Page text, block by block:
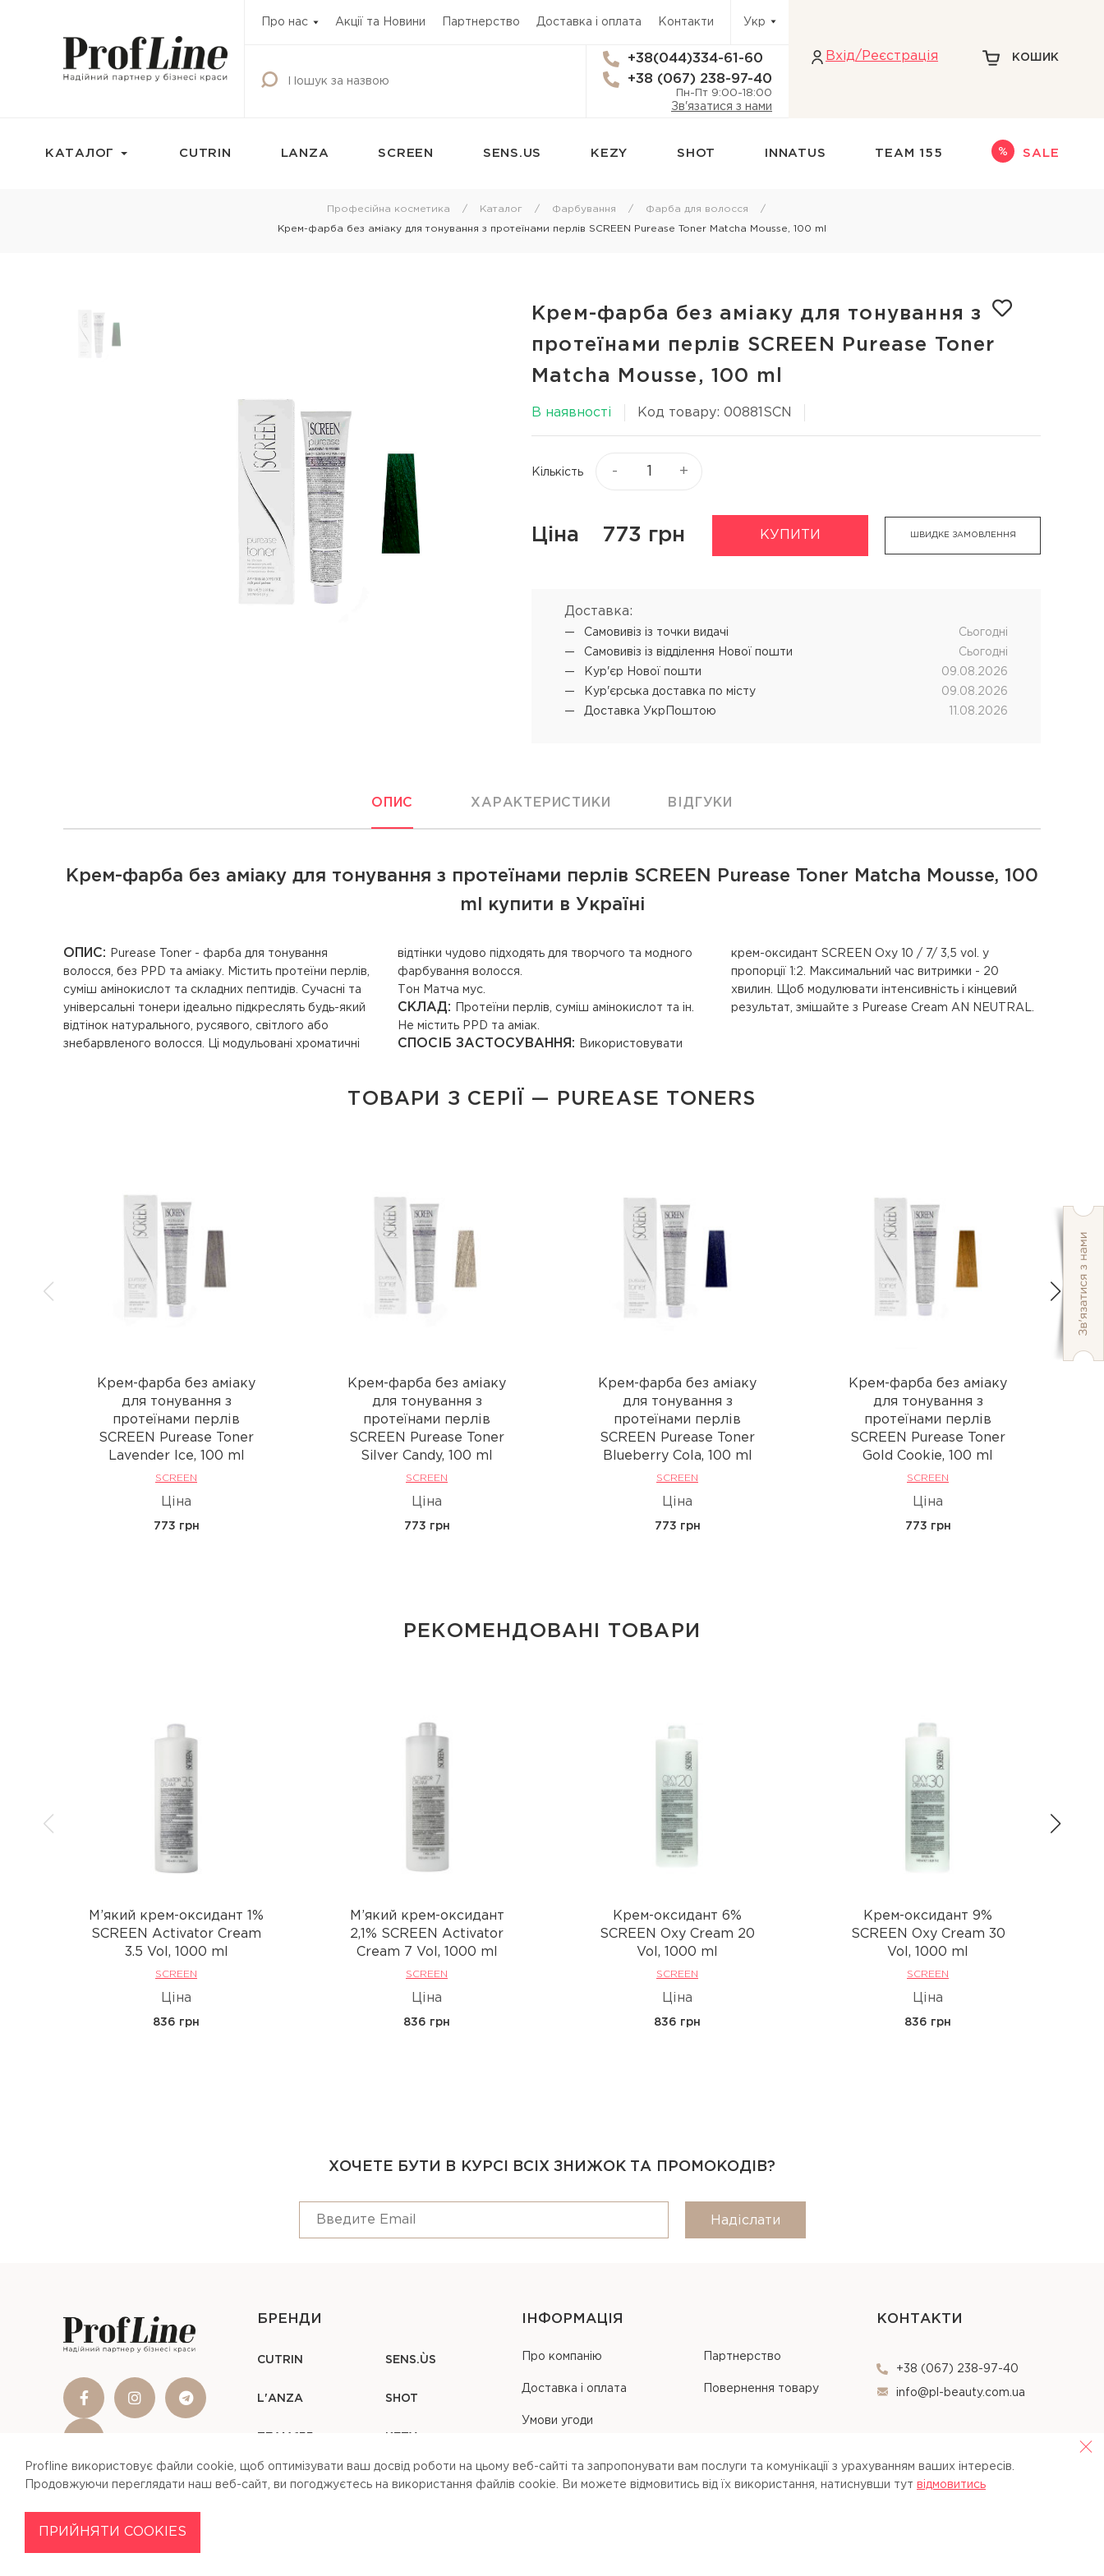
Про нас Акції та Новини Партнерство Доставка і оплата Контакти Укр
+38(044)334-61-60
+38 (067) 238-97-40
Пн-Пт 9:00-18:00
Зв'язатися з нами
Вхiд/Реєстрація КОШИК
КАТАЛОГ
Маска тонуюча для волосся
Камуфляж для волосся
Шампунь
Ампули для волосся
▼Показати ще
Термозахист
Спрей для укладки волосся
Гель для волосся
Віск та пасти для волосся
Засоби від випадіння волосся
Лосьйон для шкіри голови
Олія для шкіри голови
ДЛЯ БЛОНДИНОК
Догляд за шкірою
Догляд за тілом
Догляд за шкірою обличчя
Emergency Service
SHOT PRODIGY REPAIR
кератинове відновлення
SHOT BI POWER миттєве
L'ANZA Color Attach
Мус для технічних процедур
CUTRIN MUOTO біозавивка
CUTRIN LANZA SCREEN SENS.US KEZY SHOT INNATUS TEAM 155 SALE
Професійна косметика Каталог Фарбування Фарба для волосся
Крем-фарба без аміаку для тонування з протеїнами перлів SCREEN Purease Toner Matcha Mousse, 100 ml
Крем-фарба без аміаку для тонування з
протеїнами перлів SCREEN Purease Toner
Matcha Mousse, 100 ml
В наявності Код товару: 00881SCN
Кількість - +
Ціна 773 грн КУПИТИ ШВИДКЕ ЗАМОВЛЕННЯ
Доставка:
Самовивіз iз точки видачі
Cьогодні
Самовивіз iз відділення Нової пошти
Cьогодні
Кур'єр Нової пошти
09.08.2026
Кур'єрська доставка по місту
09.08.2026
Доставка УкрПоштою
11.08.2026
ОПИС ХАРАКТЕРИСТИКИ ВІДГУКИ
Крем-фарба без аміаку для тонування з протеїнами перлів SCREEN Purease Toner Matcha Mousse, 100
ml купити в Україні
ОПИС:
Purease Toner - фарба для тонування
волосся, без PPD та аміаку. Містить протеїни перлів,
суміш амінокислот та складних пептидів. Сучасні та
універсальні тонери ідеально підкреслять будь-який
відтінок натурального, русявого, світлого або
знебарвленого волосся. Ці модульовані хроматичні
відтінки чудово підходять для творчого та модного
фарбування волосся.
Тон Матча мус.
СКЛАД:
Протеїни перлів, суміш амінокислот та ін.
Не містить PPD та аміак.
СПОСІБ ЗАСТОСУВАННЯ: Використовувати
крем-оксидант SCREEN Oxy 10 / 7/ 3,5 vol. у
пропорції 1:2. Максимальний час витримки - 20
хвилин. Щоб модулювати інтенсивність і кінцевий
результат, змішайте з Purease Cream AN NEUTRAL.
ТОВАРИ З СЕРІЇ — PUREASE TONERS
Крем-фарба без аміаку
для тонування з
протеїнами перлів
SCREEN Purease Toner
Lavender Ice, 100 ml
SCREEN
Ціна
773 грн
Крем-фарба без аміаку
для тонування з
протеїнами перлів
SCREEN Purease Toner
Silver Candy, 100 ml
SCREEN
Ціна
773 грн
Крем-фарба без аміаку
для тонування з
протеїнами перлів
SCREEN Purease Toner
Blueberry Cola, 100 ml
SCREEN
Ціна
773 грн
Крем-фарба без аміаку
для тонування з
протеїнами перлів
SCREEN Purease Toner
Gold Cookie, 100 ml
SCREEN
Ціна
773 грн
РЕКОМЕНДОВАНІ ТОВАРИ
М’який крем-оксидант 1%
SCREEN Activator Cream
3.5 Vol, 1000 ml
SCREEN
Ціна
836 грн
М’який крем-оксидант
2,1% SCREEN Activator
Cream 7 Vol, 1000 ml
SCREEN
Ціна
836 грн
Крем-оксидант 6%
SCREEN Oxy Cream 20
Vol, 1000 ml
SCREEN
Ціна
836 грн
Крем-оксидант 9%
SCREEN Oxy Cream 30
Vol, 1000 ml
SCREEN
Ціна
836 грн
ХОЧЕТЕ БУТИ В КУРСІ ВСІХ ЗНИЖОК ТА ПРОМОКОДІВ?
Надіслати
БРЕНДИ
CUTRIN SENS.ÙS
L'ANZA SHOT
ІНФОРМАЦІЯ
Про компанію Партнерство
Доставка і оплата Повернення товару
Умови угоди
КОНТАКТИ
+38 (067) 238-97-40
info@pl-beauty.com.ua
Profline використовує файли cookie, щоб оптимізувати ваш досвід роботи на цьому веб-сайті та запропонувати вам послуги та комунікації з урахуванням ваших інтересів.
Продовжуючи переглядати наш веб-сайт, ви погоджуєтесь на використання файлів cookie. Ви можете вiдмовитись вiд їх використання, натиснувши тут вiдмовитись
ПРИЙНЯТИ COOKIES